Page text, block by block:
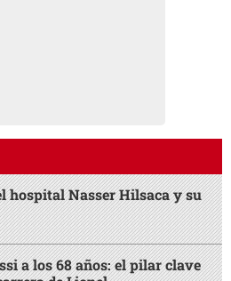
hospital Nasser Hilsaca y su
a los 68 años: el pilar clave